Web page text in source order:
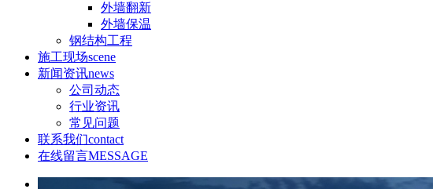
外墙翻新
外墙保温
钢结构工程
施工现场scene
新闻资讯news
公司动态
行业资讯
常见问题
联系我们contact
在线留言MESSAGE